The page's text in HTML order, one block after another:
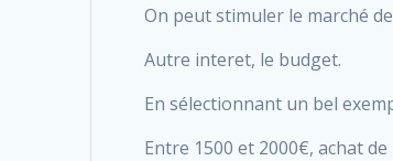
On peut stimuler le marché
Autre interet, le budget.
En sélectionnant un bel
Entre 1500 et 2000€, achat